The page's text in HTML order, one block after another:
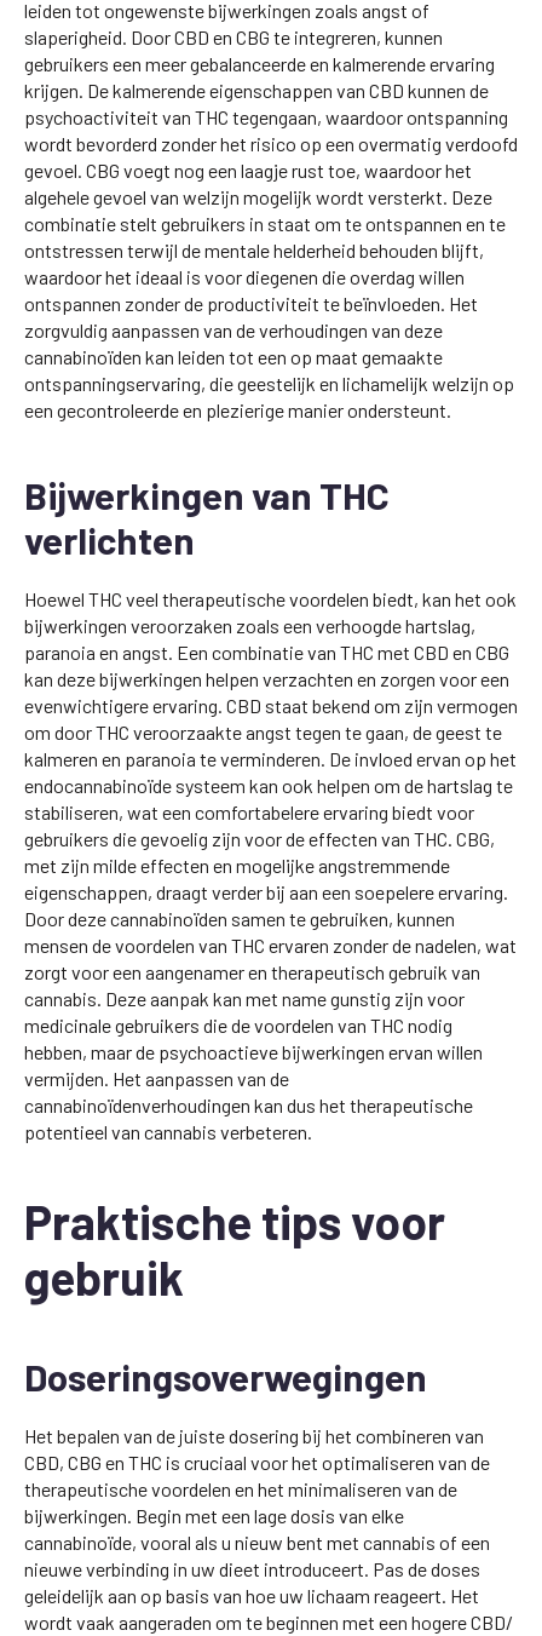
leiden tot ongewenste bijwerkingen zoals angst of
slaperigheid. Door CBD en CBG te integreren, kunnen
gebruikers een meer gebalanceerde en kalmerende ervaring
krijgen. De kalmerende eigenschappen van CBD kunnen de
psychoactiviteit van THC tegengaan, waardoor ontspanning
wordt bevorderd zonder het risico op een overmatig verdoofd
gevoel. CBG voegt nog een laagje rust toe, waardoor het
algehele gevoel van welzijn mogelijk wordt versterkt. Deze
combinatie stelt gebruikers in staat om te ontspannen en te
ontstressen terwijl de mentale helderheid behouden blijft,
waardoor het ideaal is voor diegenen die overdag willen
ontspannen zonder de productiviteit te beïnvloeden. Het
zorgvuldig aanpassen van de verhoudingen van deze
cannabinoïden kan leiden tot een op maat gemaakte
ontspanningservaring, die geestelijk en lichamelijk welzijn op
een gecontroleerde en plezierige manier ondersteunt.
Bijwerkingen van THC
verlichten
Hoewel THC veel therapeutische voordelen biedt, kan het ook
bijwerkingen veroorzaken zoals een verhoogde hartslag,
paranoia en angst. Een combinatie van THC met CBD en CBG
kan deze bijwerkingen helpen verzachten en zorgen voor een
evenwichtigere ervaring. CBD staat bekend om zijn vermogen
om door THC veroorzaakte angst tegen te gaan, de geest te
kalmeren en paranoia te verminderen. De invloed ervan op het
endocannabinoïde systeem kan ook helpen om de hartslag te
stabiliseren, wat een comfortabelere ervaring biedt voor
gebruikers die gevoelig zijn voor de effecten van THC. CBG,
met zijn milde effecten en mogelijke angstremmende
eigenschappen, draagt verder bij aan een soepelere ervaring.
Door deze cannabinoïden samen te gebruiken, kunnen
mensen de voordelen van THC ervaren zonder de nadelen, wat
zorgt voor een aangenamer en therapeutisch gebruik van
cannabis. Deze aanpak kan met name gunstig zijn voor
medicinale gebruikers die de voordelen van THC nodig
hebben, maar de psychoactieve bijwerkingen ervan willen
vermijden. Het aanpassen van de
cannabinoïdenverhoudingen kan dus het therapeutische
potentieel van cannabis verbeteren.
Praktische tips voor
gebruik
Doseringsoverwegingen
Het bepalen van de juiste dosering bij het combineren van
CBD, CBG en THC is cruciaal voor het optimaliseren van de
therapeutische voordelen en het minimaliseren van de
bijwerkingen. Begin met een lage dosis van elke
cannabinoïde, vooral als u nieuw bent met cannabis of een
nieuwe verbinding in uw dieet introduceert. Pas de doses
geleidelijk aan op basis van hoe uw lichaam reageert. Het
wordt vaak aangeraden om te beginnen met een hogere CBD/